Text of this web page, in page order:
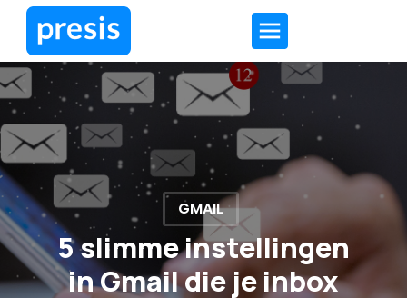
GMAIL
5 slimme instellingen
in Gmail die je inbox